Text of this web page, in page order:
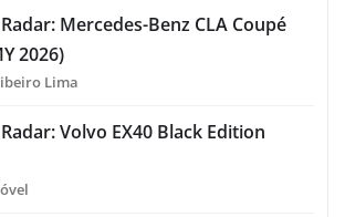
Mercedes-Benz CLA Coupé
2026)
Lima
Volvo EX40 Black Edition